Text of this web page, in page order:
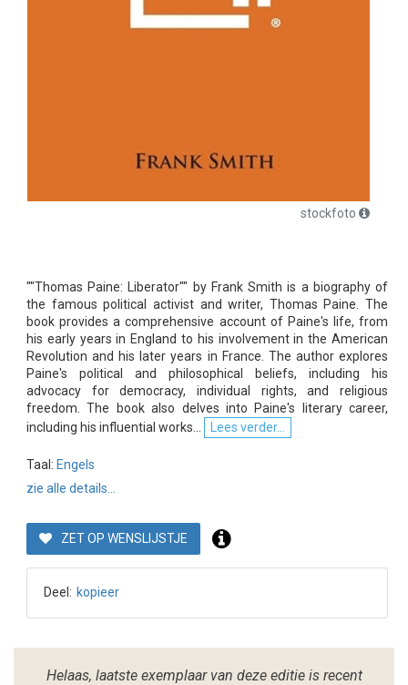
stockfoto
""Thomas Paine: Liberator"" by Frank Smith is a biography of
the famous political activist and writer, Thomas Paine. The
book provides a comprehensive account of Paine's life, from
his early years in England to his involvement in the American
Revolution and his later years in France. The author explores
Paine's political and philosophical beliefs, including his
advocacy for democracy, individual rights, and religious
freedom. The book also delves into Paine's literary career,
including his influential works...
Lees verder...
Taal: Engels
zie alle details...
ZET OP WENSLIJSTJE
Deel: kopieer
Helaas, laatste exemplaar van deze editie is recent